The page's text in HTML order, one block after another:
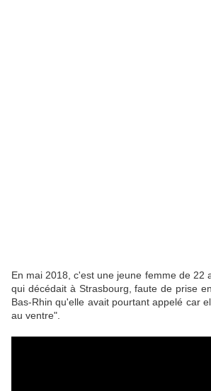
En mai 2018, c'est une jeune femme de 22
qui décédait à Strasbourg, faute de prise
Bas-Rhin qu'elle avait pourtant appelé car
au ventre".